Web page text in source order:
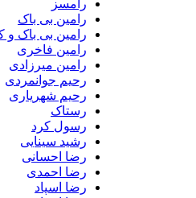
رامسز
رامین بی باک
رامین بی باک و کاروئل
رامین فاخری
رامین میرزادی
رحیم جوانمردی
رحیم شهریاری
رستاک
رسول کرد
رشید سینایی
رضا احسانی
رضا احمدی
رضا اسپاد